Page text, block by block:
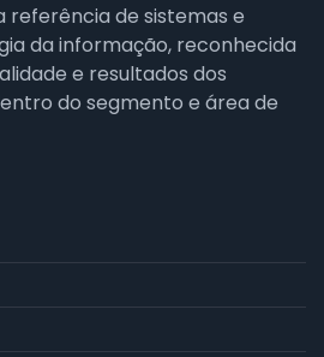
referência de sistemas e
da informação, reconhecida
e resultados dos
do segmento e área de